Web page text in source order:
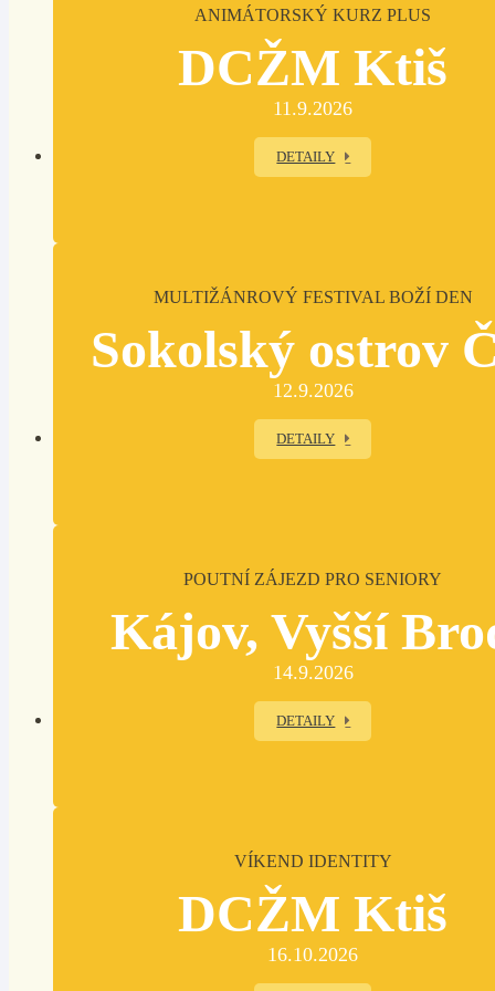
ANIMÁTORSKÝ KURZ PLUS
DCŽM Ktiš
11.9.2026
DETAILY
MULTIŽÁNROVÝ FESTIVAL BOŽÍ DEN
Sokolský ostrov
12.9.2026
DETAILY
POUTNÍ ZÁJEZD PRO SENIORY
Kájov, Vyšší
14.9.2026
DETAILY
VÍKEND IDENTITY
DCŽM Ktiš
16.10.2026